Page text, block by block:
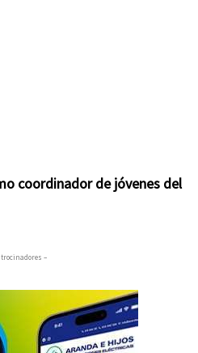
coordinador de jóvenes del
–